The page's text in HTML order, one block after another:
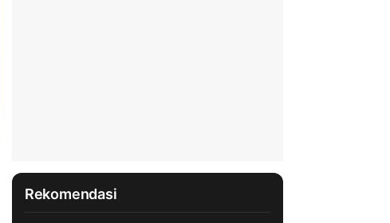
Rekomendasi